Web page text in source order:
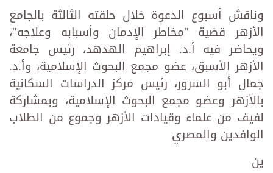
وناقش أسبوع الدعوة خلال حلقته الثالثة بالجامع
الأزهر قضية "مخاطر الإدمان وأسبابه وعلاجه"،
ويحاضر فيه أ.د. إبراهيم الهدهد، رئيس جامعة
الأزهر الأسبق، عضو مجمع البحوث الإسلامية، وأ.د.
جمال أبو السرور، رئيس مركز الدراسات السكانية
بالأزهر وعضو مجمع البحوث الإسلامية، وبمشاركة
لفيف من علماء وقيادات الأزهر وجموع من الطلاب
الوافدين والمصري
ين